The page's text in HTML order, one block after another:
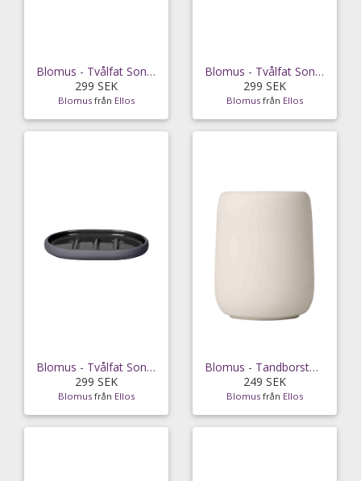
Blomus - Tvålfat Sono 13 cm - Svart
299 SEK
Blomus från Ellos
Blomus - Tvålfat Sono 13 cm - Vit
299 SEK
Blomus från Ellos
Blomus - Tvålfat Sono 13 cm - Grå
299 SEK
Blomus från Ellos
Blomus - Tandborstmugg Sono 0,3L - Beige
249 SEK
Blomus från Ellos